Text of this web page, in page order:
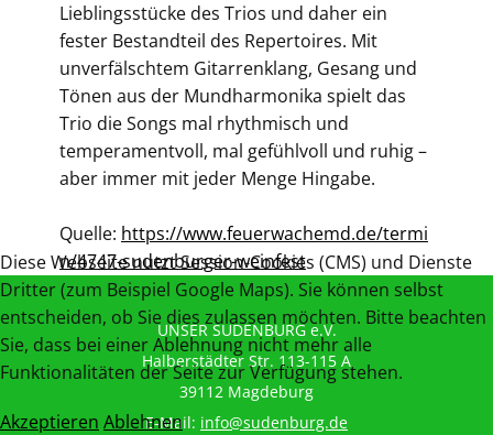
Lieblingsstücke des Trios und daher ein
fester Bestandteil des Repertoires. Mit
unverfälschtem Gitarrenklang, Gesang und
Tönen aus der Mundharmonika spielt das
Trio die Songs mal rhythmisch und
temperamentvoll, mal gefühlvoll und ruhig –
aber immer mit jeder Menge Hingabe.
Quelle: https://www.feuerwachemd.de/termi
n/4747-sudenburger-weinfest
UNSER SUDENBURG e.V.
Halberstädter Str. 113-115 A
39112 Magdeburg
E-Mail: info@sudenburg.de
Diese Webseite nutzt Session-Cookies (CMS) und Dienste
Dritter (zum Beispiel Google Maps). Sie können selbst
entscheiden, ob Sie dies zulassen möchten. Bitte beachten
Sie, dass bei einer Ablehnung nicht mehr alle
Funktionalitäten der Seite zur Verfügung stehen.
Akzeptieren Ablehnen